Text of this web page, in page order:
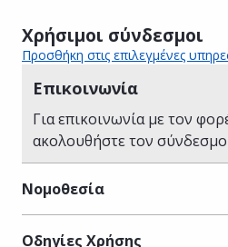
Χρήσιμοι σύνδεσμοι
Προσθήκη στις επιλεγμένες
Επικοινωνία
Για επικοινωνία με τον
ακολουθήστε τον σύνδεσμο
Νομοθεσία
Οδηγίες Χρήσης